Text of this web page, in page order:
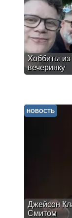
Хоббиты из
вечеринку
Джейсон
Смитом
НОВОСТЬ